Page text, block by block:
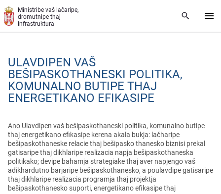
Skip to main content
Ministribe vaš lačaripe,
dromutnipe thaj
infrastruktura
ULAVDIPEN VAŠ
BEŠIPASKOTHANESKI POLITIKA,
KOMUNALNO BUTIPE THAJ
ENERGETIKANO EFIKASIPE
Ano Ulavdipen vaš bešipaskothaneski politika, komunalno butipe
thaj energetikano efikasipe kerena akala bukja: lačharipe
bešipaskothaneske relacie thaj bešipasko thanesko biznisi prekal
gatisaripe thaj dikhlaripe realizacia napja bešipaskothaneska
politikako; devipe bahamja strategiake thaj aver napjengo vaš
adikhardutno barjaripe bešipaskothanesko, a poulavdipe gatisaripe
thaj dikhlaripe realizacia programja thaj projektja
bešipaskothanesko suporti, energetikano efikasipe thaj